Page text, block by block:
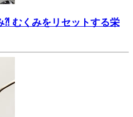
⁈ むくみをリセットする栄